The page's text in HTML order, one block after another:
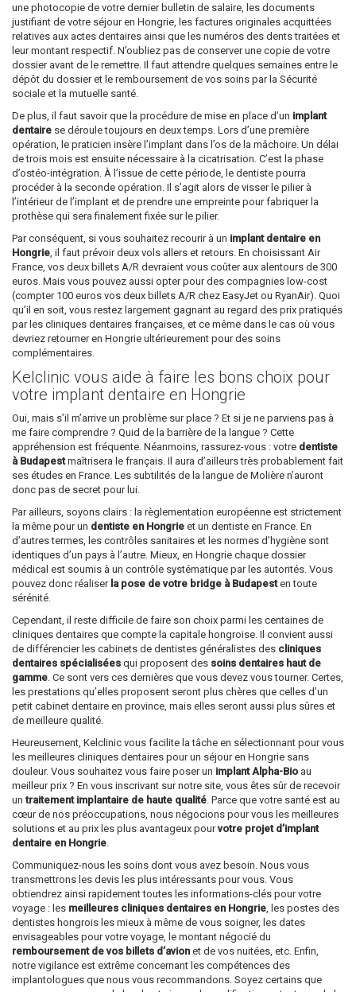
une photocopie de votre dernier bulletin de salaire, les documents
justifiant de votre séjour en Hongrie, les factures originales acquittées
relatives aux actes dentaires ainsi que les numéros des dents traitées et
leur montant respectif. N’oubliez pas de conserver une copie de votre
dossier avant de le remettre. Il faut attendre quelques semaines entre le
dépôt du dossier et le remboursement de vos soins par la Sécurité
sociale et la mutuelle santé.
De plus, il faut savoir que la procédure de mise en place d’un implant
dentaire se déroule toujours en deux temps. Lors d’une première
opération, le praticien insère l’implant dans l’os de la mâchoire. Un délai
de trois mois est ensuite nécessaire à la cicatrisation. C’est la phase
d’ostéo-intégration. À l’issue de cette période, le dentiste pourra
procéder à la seconde opération. Il s’agit alors de visser le pilier à
l’intérieur de l’implant et de prendre une empreinte pour fabriquer la
prothèse qui sera finalement fixée sur le pilier.
Par conséquent, si vous souhaitez recourir à un implant dentaire en
Hongrie , il faut prévoir deux vols allers et retours. En choisissant Air
France, vos deux billets A/R devraient vous coûter aux alentours de 300
euros. Mais vous pouvez aussi opter pour des compagnies low-cost
(compter 100 euros vos deux billets A/R chez EasyJet ou RyanAir). Quoi
qu’il en soit, vous restez largement gagnant au regard des prix pratiqués
par les cliniques dentaires françaises, et ce même dans le cas où vous
devriez retourner en Hongrie ultérieurement pour des soins
complémentaires.
Kelclinic vous aide à faire les bons choix pour
votre implant dentaire en Hongrie
Oui, mais s’il m’arrive un problème sur place ? Et si je ne parviens pas à
me faire comprendre ? Quid de la barrière de la langue ? Cette
appréhension est fréquente. Néanmoins, rassurez-vous : votre dentiste
à Budapestmaîtrisera le français. Il aura d’ailleurs très probablement fait
ses études en France. Les subtilités de la langue de Molière n’auront
donc pas de secret pour lui.
Par ailleurs, soyons clairs : la règlementation européenne est strictement
la même pour un dentiste en Hongrie et un dentiste en France. En
d’autres termes, les contrôles sanitaires et les normes d’hygiène sont
identiques d’un pays à l’autre. Mieux, en Hongrie chaque dossier
médical est soumis à un contrôle systématique par les autorités. Vous
pouvez donc réaliser la pose de votre bridge à Budapesten toute
sérénité.
Cependant, il reste difficile de faire son choix parmi les centaines de
cliniques dentaires que compte la capitale hongroise. Il convient aussi
de différencier les cabinets de dentistes généralistes des cliniques
dentaires spécialisées qui proposent des soins dentaires haut de
gamme . Ce sont vers ces dernières que vous devez vous tourner. Certes,
les prestations qu’elles proposent seront plus chères que celles d’un
petit cabinet dentaire en province, mais elles seront aussi plus sûres et
de meilleure qualité.
Heureusement, Kelclinic vous facilite la tâche en sélectionnant pour vous
les meilleures cliniques dentaires pour un séjour en Hongrie sans
douleur. Vous souhaitez vous faire poser un implant Alpha-Bio au
meilleur prix ? En vous inscrivant sur notre site, vous êtes sûr de recevoir
untraitement implantaire de haute qualité . Parce que votre santé est au
cœur de nos préoccupations, nous négocions pour vous les meilleures
solutions et au prix les plus avantageux pourvotre projet d’implant
dentaire en Hongrie
Communiquez-nous les soins dont vous avez besoin. Nous vous
transmettrons les devis les plus intéressants pour vous. Vous
obtiendrez ainsi rapidement toutes les informations-clés pour votre
voyage : les meilleures cliniques dentaires en Hongrie , les postes des
dentistes hongrois les mieux à même de vous soigner, les dates
envisageables pour votre voyage, le montant négocié du
remboursement de vos billets d’avion et de vos nuitées, etc. Enfin,
notre vigilance est extrême concernant les compétences des
implantologues que nous vous recommandons. Soyez certains que